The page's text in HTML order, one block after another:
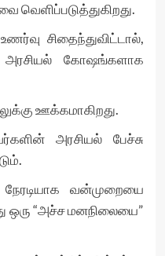
வெளிப்படுத்துகிறது.
சிதைந்துவிட்டால்,
கோஷங்களாக
ஊக்கமாகிறது.
அரசியல் பேச்சு
வன்முறையை
ஒரு “அச்ச மனநிலையை”